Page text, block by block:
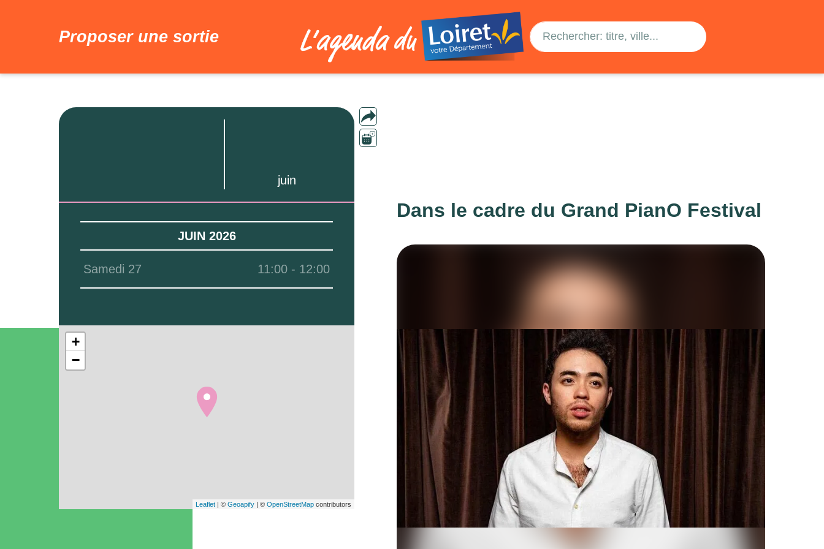
Proposer une sortie
juin
JUIN 2026
Samedi 27 11:00 - 12:00
+
−
Leaflet | © Geoapify | © OpenStreetMap contributors
Dans le cadre du Grand PianO Festival